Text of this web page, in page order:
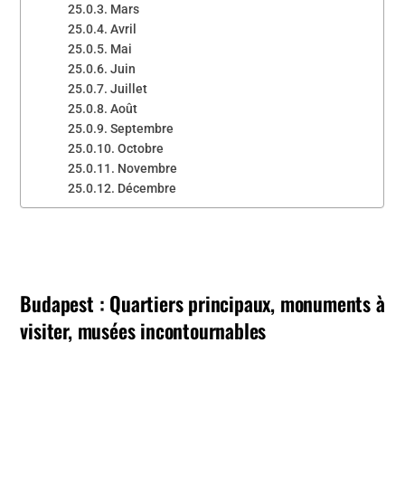
Mars
Avril
Mai
Juin
Juillet
Août
Septembre
Octobre
Novembre
Décembre
Budapest : Quartiers principaux, monuments à
visiter, musées incontournables